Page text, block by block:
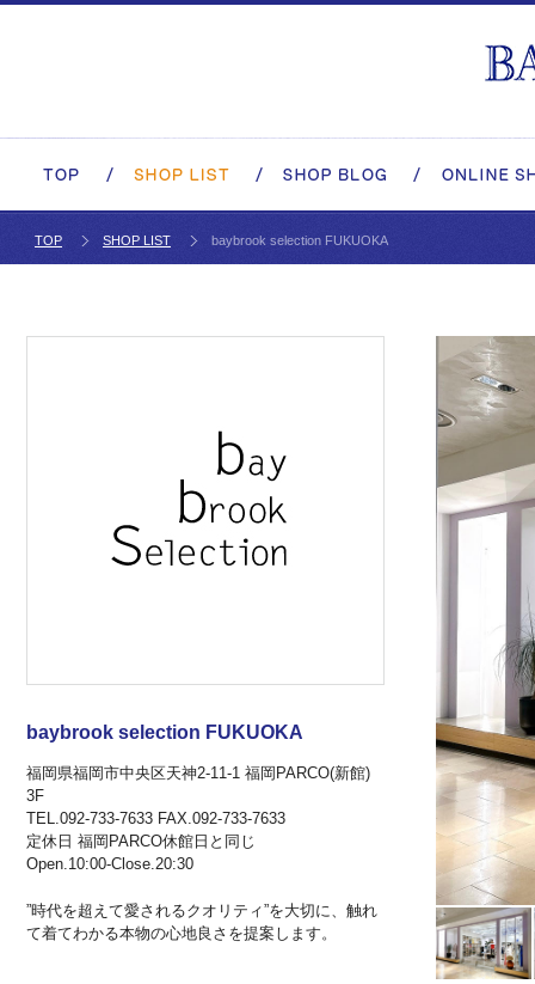
TOP SHOP LIST baybrook selection FUKUOKA
baybrook selection FUKUOKA
福岡県福岡市中央区天神2-11-1 福岡PARCO(新館)
3F
TEL.092-733-7633 FAX.092-733-7633
定休日 福岡PARCO休館日と同じ
Open.10:00-Close.20:30
”時代を超えて愛されるクオリティ”を大切に、触れ
て着てわかる本物の心地良さを提案します。